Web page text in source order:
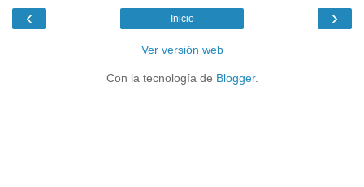
‹ ›
Inicio
Ver versión web
Con la tecnología de Blogger.